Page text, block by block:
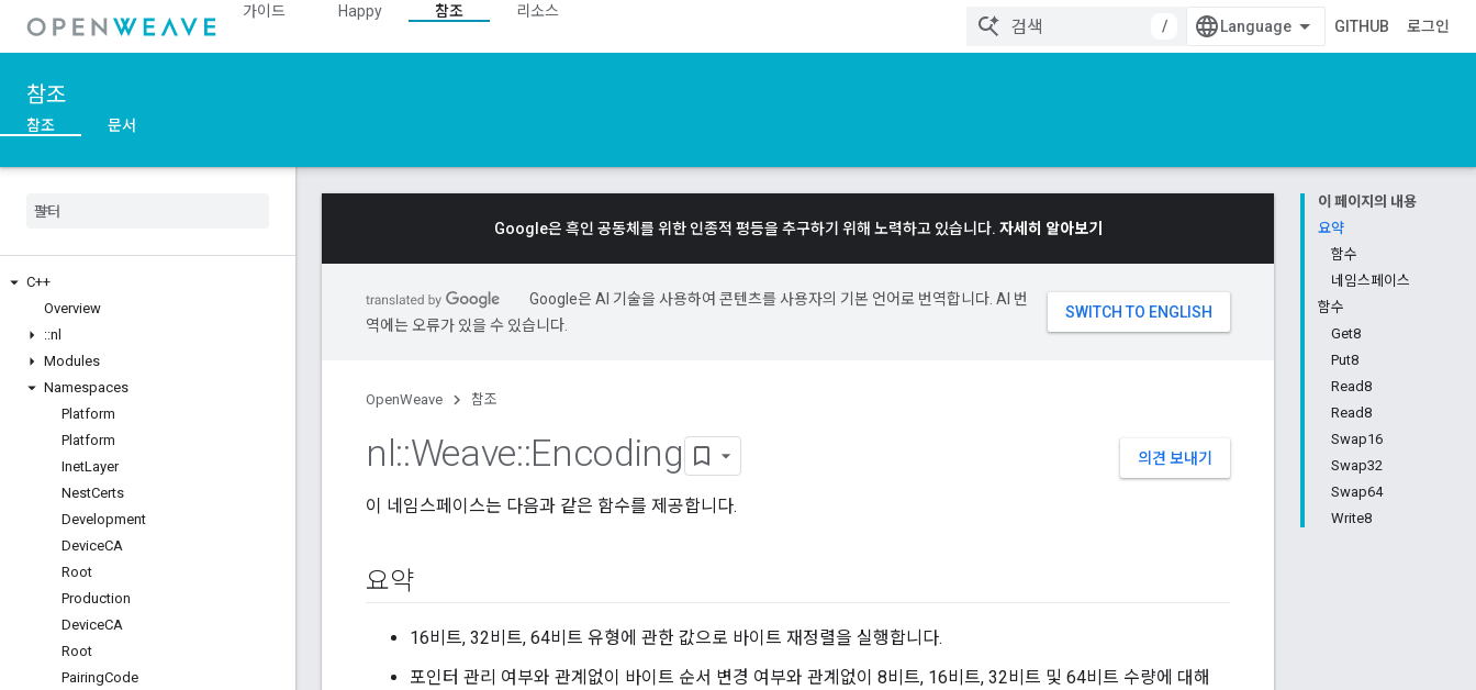
가이드 Happy 참조
리소스
/
GITHUB 로그인
참조
참조 문서
C++
Overview
::nl
Modules
Namespaces
Platform
Platform
InetLayer
NestCerts
Development
DeviceCA
Root
Production
DeviceCA
Root
PairingCode
이 페이지의 내용
요약
함수
네임스페이스
함수
Get8
Put8
Read8
Read8
Swap16
Swap32
Swap64
Write8
Google은 흑인 공동체를 위한 인종적 평등을 추구하기 위해 노력하고 있습니다. 자세히 알아보기
Google은 AI 기술을 사용하여 콘텐츠를 사용자의 기본 언어로 번역합니다. AI 번
역에는 오류가 있을 수 있습니다.
OpenWeave 참조
의견 보내기
nl::Weave::Encoding
이 네임스페이스는 다음과 같은 함수를 제공합니다.
요약
16비트, 32비트, 64비트 유형에 관한 값으로 바이트 재정렬을 실행합니다.
포인터 관리 여부와 관계없이 바이트 순서 변경 여부와 관계없이 8비트, 16비트, 32비트 및 64비트 수량에 대해